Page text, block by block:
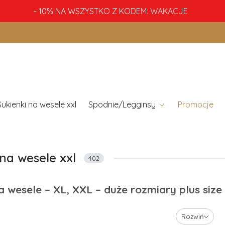
- 10% NA WSZYSTKO Z KODEM: WAKACJE
na wesele xxl Spodnie/Legginsy Promocje
wesele xxl 402
wesele – XL, XXL – duże rozmiary plus size
na wesele? To najlepsza okazja, by kupić nową sukienkę!
wolisz, poprzestać na dyskretnej elegancji. Jeżeli w zwykłych
Rozwiń